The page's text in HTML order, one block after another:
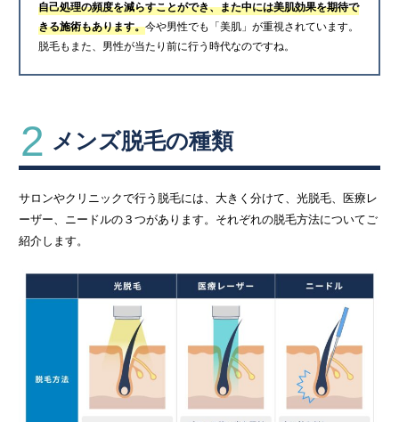
自己処理の頻度を減らすことができ、また中には美肌効果を期待で
きる施術もあります。今や男性でも「美肌」が重視されています。
脱毛もまた、男性が当たり前に行う時代なのですね。
2 メンズ脱毛の種類
サロンやクリニックで行う脱毛には、大きく分けて、光脱毛、医療レ
ーザー、ニードルの３つがあります。それぞれの脱毛方法についてご
紹介します。